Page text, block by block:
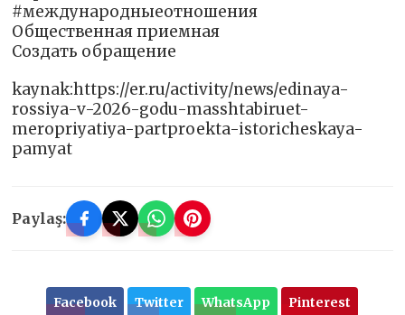
#международныеотношения
Общественная приемная
Создать обращение
kaynak:https://er.ru/activity/news/edinaya-
rossiya-v-2026-godu-masshtabiruet-
meropriyatiya-partproekta-istoricheskaya-
pamyat
Paylaş:
Facebook Twitter WhatsApp Pinterest